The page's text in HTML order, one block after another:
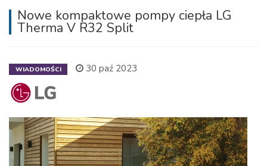
Nowe kompaktowe pompy ciepła LG
Therma V R32 Split
WIADOMOŚCI 30 paź 2023